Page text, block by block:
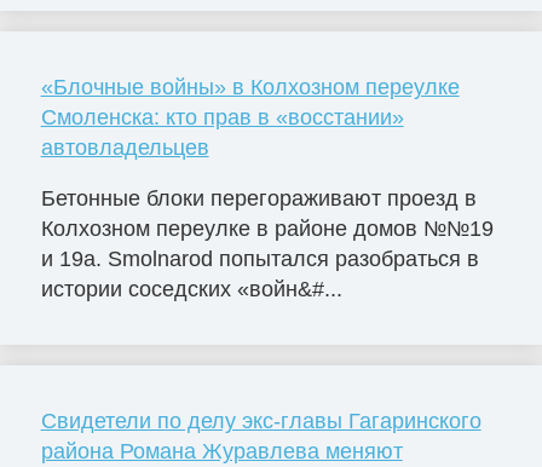
«Блочные войны» в Колхозном переулке
Смоленска: кто прав в «восстании»
автовладельцев
Бетонные блоки перегораживают проезд в
Колхозном переулке в районе домов №№19
и 19а. Smolnarod попытался разобраться в
истории соседских «войн&#...
Свидетели по делу экс-главы Гагаринского
района Романа Журавлева меняют